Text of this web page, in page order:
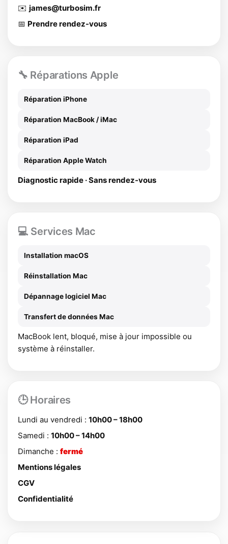
✉️ james@turbosim.fr
📅 Prendre rendez-vous
🔧 Réparations Apple
Réparation iPhone
Réparation MacBook / iMac
Réparation iPad
Réparation Apple Watch
Diagnostic rapide · Sans rendez-vous
💻 Services Mac
Installation macOS
Réinstallation Mac
Dépannage logiciel Mac
Transfert de données Mac
MacBook lent, bloqué, mise à jour impossible ou
système à réinstaller.
🕒 Horaires
Lundi au vendredi : 10h00 – 18h00
Samedi : 10h00 – 14h00
Dimanche : fermé
Mentions légales
CGV
Confidentialité